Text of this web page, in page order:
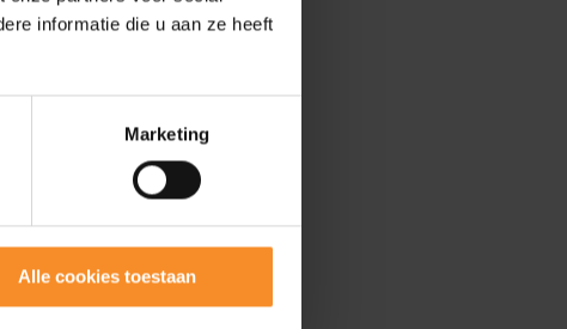
informatie die u aan ze heeft
Marketing
Alle cookies toestaan